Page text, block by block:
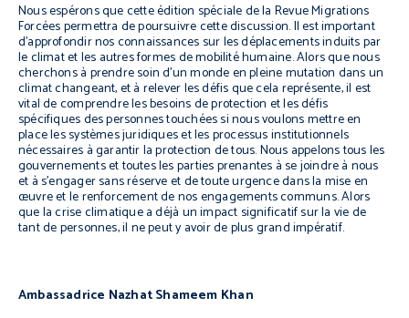
Nous espérons que cette édition spéciale de la Revue Migrations
Forcéespermettra de poursuivre cette discussion. Il est important
d’approfondir nos connaissances sur les déplacements induits par
le climat et les autres formes de mobilité humaine. Alors que nous
cherchons à prendre soin d’un monde en pleine mutation dans un
climat changeant, et à relever les défis que cela représente, il est
vital de comprendre les besoins de protection et les défis
spécifiques des personnes touchées si nous voulons mettre en
place les systèmes juridiques et les processus institutionnels
nécessaires à garantir la protection de tous. Nous appelons tous les
gouvernements et toutes les parties prenantes à se joindre à nous
et à s’engager sans réserve et de toute urgence dans la mise en
œuvre et le renforcement de nos engagements communs. Alors
que la crise climatique a déjà un impact significatif sur la vie de
tant de personnes, il ne peut y avoir de plus grand impératif.
Ambassadrice Nazhat Shameem Khan